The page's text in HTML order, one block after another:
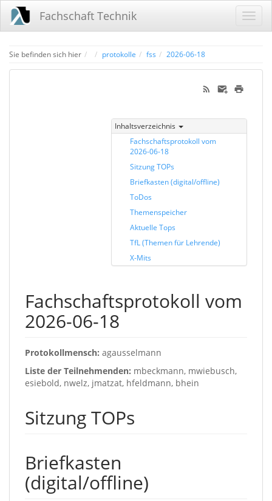
Fachschaft Technik
Sie befinden sich hier Homeprotokolle fss 2026-06-18
Inhaltsverzeichnis
Fachschaftsprotokoll vom
2026-06-18
Sitzung TOPs
Briefkasten (digital/offline)
ToDos
Themenspeicher
Aktuelle Tops
TfL (Themen für Lehrende)
X-Mits
Fachschaftsprotokoll vom
2026-06-18
Protokollmensch: agausselmann
Liste der Teilnehmenden: mbeckmann, mwiebusch,
esiebold, nwelz, jmatzat, hfeldmann, bhein
Sitzung TOPs
Briefkasten
(digital/offline)